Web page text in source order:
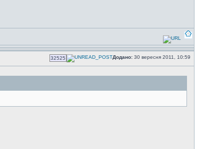
32525 Додано: 30 вересня 2011, 10:59